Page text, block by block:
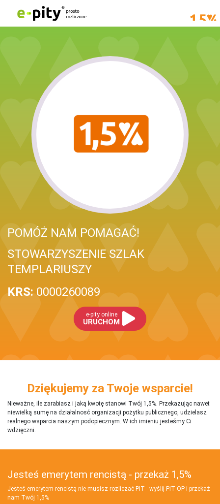
POMÓŻ NAM POMAGAĆ!
STOWARZYSZENIE SZLAK
TEMPLARIUSZY
KRS: 0000260089
e-pity online
URUCHOM
Dziękujemy za Twoje wsparcie!
Nieważne, ile zarabiasz i jaką kwotę stanowi Twój 1,5%. Przekazując nawet
niewielką sumę na działalnosć organizacji pożytku publicznego, udzielasz
realnego wsparcia naszym podopiecznym. W ich imieniu jesteśmy Ci
wdzięczni.
Jesteś emerytem rencistą - przekaż 1,5%
Jesteś emerytem rencistą nie musisz rozliczać PIT - wyślij PIT‑OP i przekaż
nam Twój 1,5%